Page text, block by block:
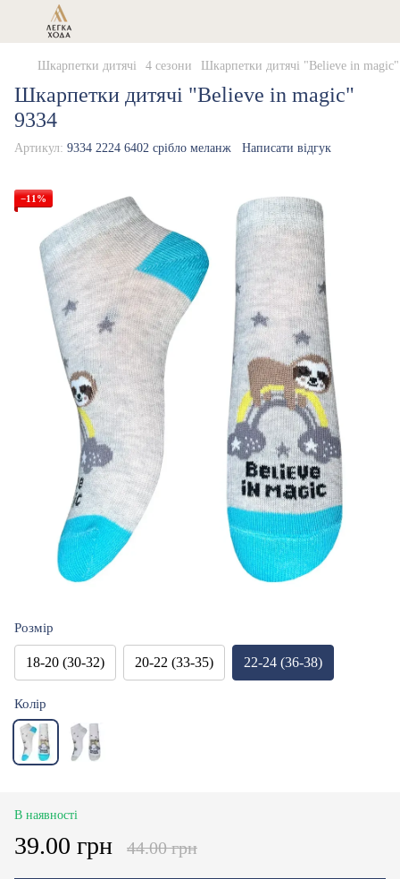
Шкарпетки дитячі 4 сезони Шкарпетки дитячі "Believe in
Шкарпетки дитячі "Believe in magic"
9334
Артикул: 9334 2224 6402 срібло меланж Написати відгук
−11%
Розмір
18-20 (30-32) 20-22 (33-35) 22-24 (36-38)
Колір
В наявності
39.00 грн 44.00 грн